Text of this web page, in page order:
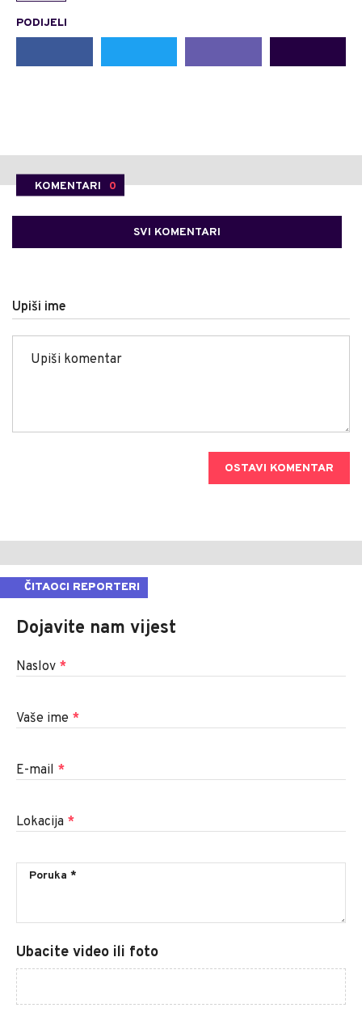
PODIJELI
KOMENTARI 0
SVI KOMENTARI
Upiši ime
OSTAVI KOMENTAR
ČITAOCI REPORTERI
Dojavite nam vijest
Naslov *
Vaše ime *
E-mail *
Lokacija *
Ubacite video ili foto